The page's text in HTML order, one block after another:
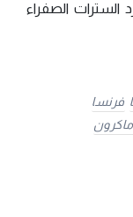
السترات الصفراء
فرنسا